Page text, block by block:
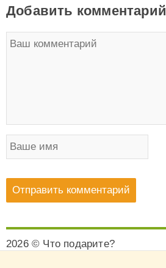
Добавить комментарий
2026 © Что подарите?